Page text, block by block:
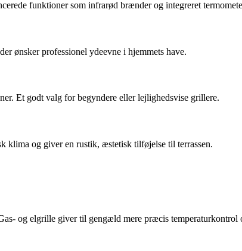
funktioner som infrarød brænder og integreret
ønsker professionel ydeevne i hjemmets have.
Et godt valg for begyndere eller lejlighedsvise grillere.
klima og giver en rustik, æstetisk tilføjelse til terrassen.
og elgrille giver til gengæld mere præcis temperaturkontrol